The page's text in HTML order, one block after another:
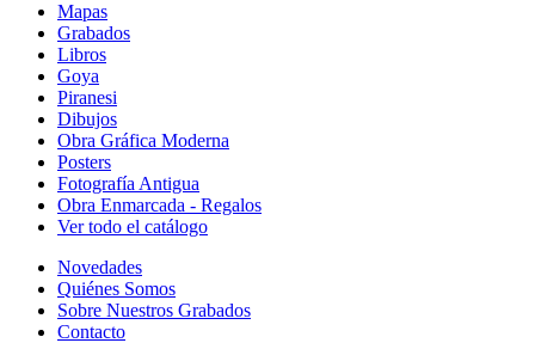
Mapas
Grabados
Libros
Goya
Piranesi
Dibujos
Obra Gráfica Moderna
Posters
Fotografía Antigua
Obra Enmarcada - Regalos
Ver todo el catálogo
Novedades
Quiénes Somos
Sobre Nuestros Grabados
Contacto